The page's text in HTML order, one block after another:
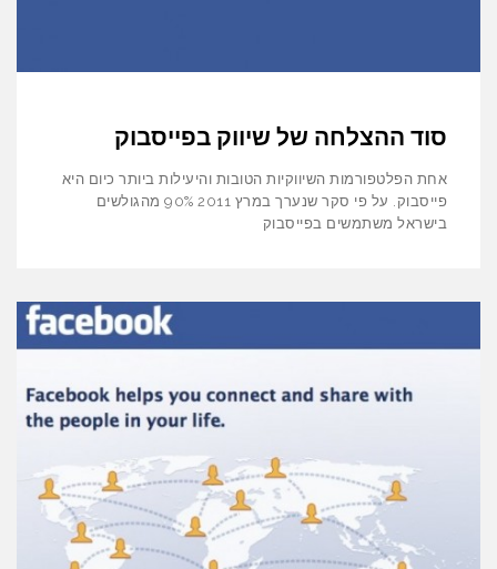
סוד ההצלחה של שיווק בפייסבוק
אחת הפלטפורמות השיווקיות הטובות והיעילות ביותר כיום היא
פייסבוק. על פי סקר שנערך במרץ 2011 90% מהגולשים
בישראל משתמשים בפייסבוק